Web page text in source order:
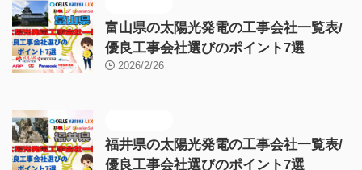
富山県の太陽光発電の工事会社一覧表/
優良工事会社選びのポイント7選
2026/2/26
福井県の太陽光発電の工事会社一覧表/
優良工事会社選びのポイント7選